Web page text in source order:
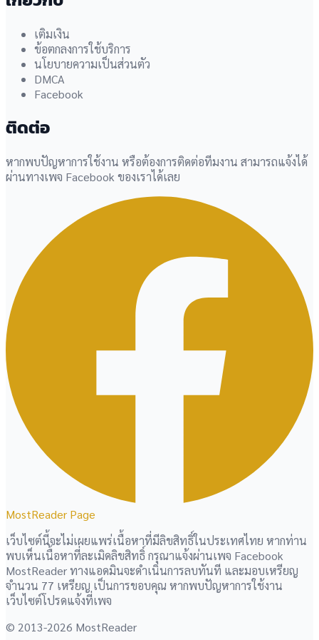
เติมเงิน
ข้อตกลงการใช้บริการ
นโยบายความเป็นส่วนตัว
DMCA
Facebook
ติดต่อ
หากพบปัญหาการใช้งาน หรือต้องการติดต่อทีมงาน สามารถแจ้งได้
ผ่านทางเพจ Facebook ของเราได้เลย
MostReader Page
เว็บไซต์นี้จะไม่เผยแพร่เนื้อหาที่มีลิขสิทธิ์ในประเทศไทย หากท่าน
พบเห็นเนื้อหาที่ละเมิดลิขสิทธิ์ กรุณาแจ้งผ่านเพจ Facebook
MostReader ทางแอดมินจะดำเนินการลบทันที และมอบเหรียญ
จำนวน 77 เหรียญ เป็นการขอบคุณ หากพบปัญหาการใช้งาน
เว็บไซต์โปรดแจ้งที่เพจ
© 2013-2026 MostReader